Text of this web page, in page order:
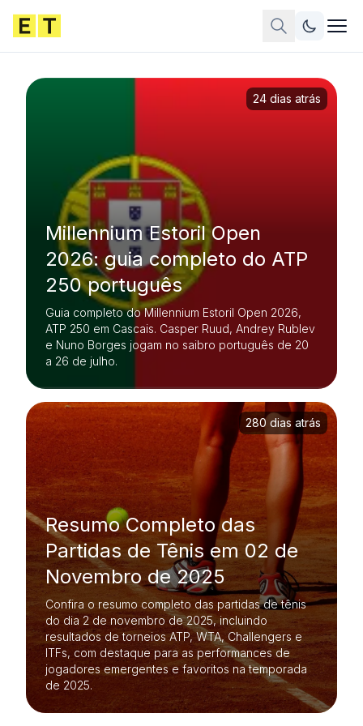
Millennium Estoril Open
2026: guia completo do ATP
250 português
Guia completo do Millennium Estoril Open 2026,
ATP 250 em Cascais. Casper Ruud, Andrey Rublev
e Nuno Borges jogam no saibro português de 20
a 26 de julho.
24 dias atrás
Resumo Completo das
Partidas de Tênis em 02 de
Novembro de 2025
Confira o resumo completo das partidas de tênis
do dia 2 de novembro de 2025, incluindo
resultados de torneios ATP, WTA, Challengers e
ITFs, com destaque para as performances de
jogadores emergentes e favoritos na temporada
de 2025.
280 dias atrás